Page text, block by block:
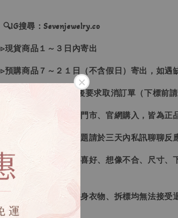
🔍IG搜尋：Sevenjewelry.co
▹現貨商品１～３日內寄出
▹預購商品７～２１日（不含假日）寄出，如遇
❙ 本賣場不接受下標後要求取消訂單（下標前
▸商品皆由日本、韓國門市、官網購入，皆為正
▸商品收到後有任何問題請於三天內私訊聊聊反
▸若因商品色差、個人喜好、想像不合、尺寸、
受退換貨
▸下水過後的商品、貼身衣物、拆標均無法接受